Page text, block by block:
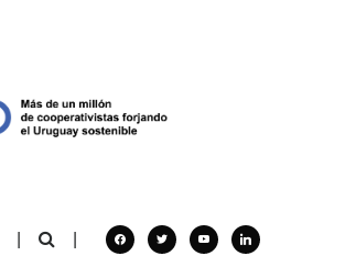
| | facebooktwitteryoutubelinkedin